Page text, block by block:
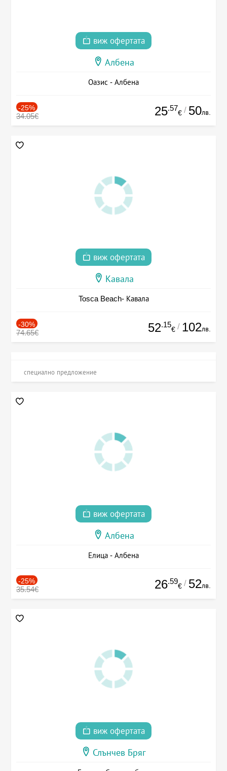
виж офертата
Албена
Оазис - Албена
-25%
34.05€ 25.57
€ / 50лв.
виж офертата
Кавала
Tosca Beach- Кавала
-30%
74.65€ 52.15
€ / 102лв.
специално предложение
виж офертата
Албена
Елица - Албена
-25%
35.54€ 26.59
€ / 52лв.
виж офертата
Слънчев Бряг